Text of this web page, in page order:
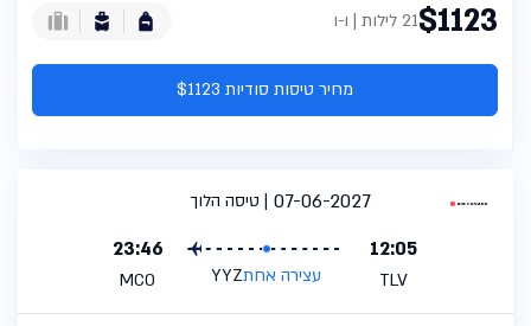
$112321 לילות | ו-ו
מחיר טיסות סודיות $1123
טיסה הלוך
07-06-2027
12:05
TLV עצירה אחתYYZ
23:46
MCO